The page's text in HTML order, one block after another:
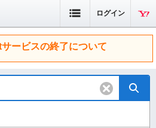
ログイン
ービスの終了について